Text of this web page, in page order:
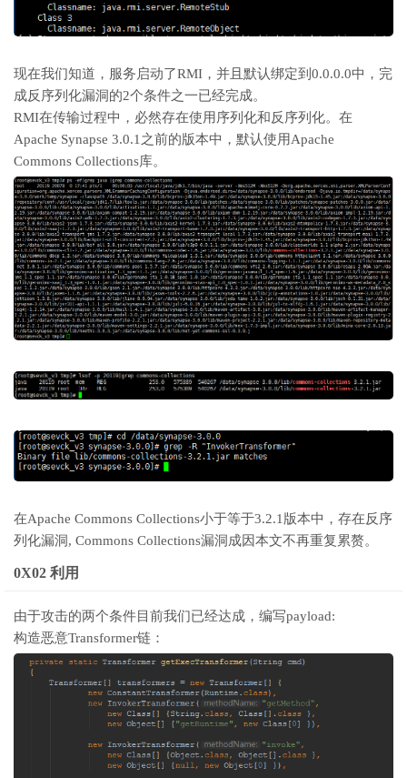
现在我们知道，服务启动了RMI，并且默认绑定到0.0.0.0中，完
成反序列化漏洞的2个条件之一已经完成。
RMI在传输过程中，必然存在使用序列化和反序列化。在
Apache Synapse 3.0.1之前的版本中，默认使用Apache
Commons Collections库。
在Apache Commons Collections小于等于3.2.1版本中，存在反序
列化漏洞, Commons Collections漏洞成因本文不再重复累赘。
0X02 利用
由于攻击的两个条件目前我们已经达成，编写payload:
构造恶意Transformer链：